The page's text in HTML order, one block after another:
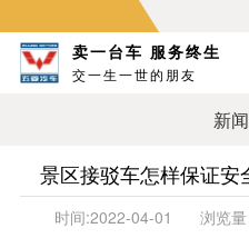
卖一台车 服务终生
交一生一世的朋友
新
景区接驳车怎样保证
时间:2022-04-01 浏览量